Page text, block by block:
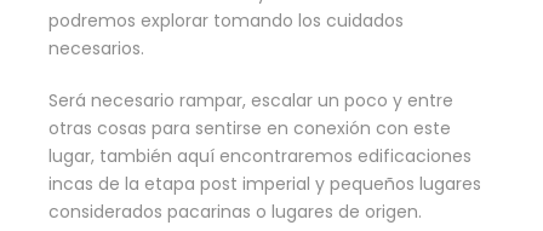
podremos explorar tomando los cuidados
necesarios.
Será necesario rampar, escalar un poco y entre
otras cosas para sentirse en conexión con este
lugar, también aquí encontraremos edificaciones
incas de la etapa post imperial y pequeños lugares
considerados pacarinas o lugares de origen.